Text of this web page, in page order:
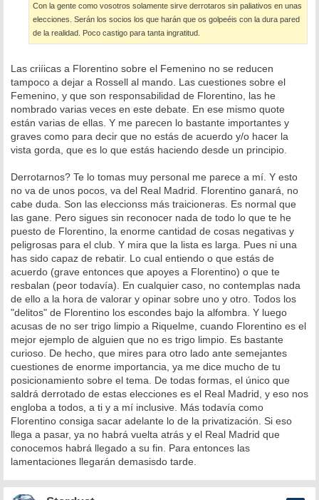
Con la gente como vosotros solamente sirve derrotaros sin paliativos en unas
elecciones. Serán los socios los que harán que os golpeéis con la dura pared
de la realidad. Poco castigo para tanta ingratitud.
Las criíicas a Florentino sobre el Femenino no se reducen
tampoco a dejar a Rossell al mando. Las cuestiones sobre el
Femenino, y que son responsabilidad de Florentino, las he
nombrado varias veces en este debate. En ese mismo quote
están varias de ellas. Y me parecen lo bastante importantes y
graves como para decir que no estás de acuerdo y/o hacer la
vista gorda, que es lo que estás haciendo desde un principio.
Derrotarnos? Te lo tomas muy personal me parece a mí. Y esto
no va de unos pocos, va del Real Madrid. Florentino ganará, no
cabe duda. Son las eleccionss más traicioneras. Es normal que
las gane. Pero sigues sin reconocer nada de todo lo que te he
puesto de Florentino, la enorme cantidad de cosas negativas y
peligrosas para el club. Y mira que la lista es larga. Pues ni una
has sido capaz de rebatir. Lo cual entiendo o que estás de
acuerdo (grave entonces que apoyes a Florentino) o que te
resbalan (peor todavía). En cualquier caso, no contemplas nada
de ello a la hora de valorar y opinar sobre uno y otro. Todos los
"delitos" de Florentino los escondes bajo la alfombra. Y luego
acusas de no ser trigo limpio a Riquelme, cuando Florentino es el
mejor ejemplo de alguien que no es trigo limpio. Es bastante
curioso. De hecho, que mires para otro lado ante semejantes
cuestiones de enorme importancia, ya me dice mucho de tu
posicionamiento sobre el tema. De todas formas, el único que
saldrá derrotado de estas elecciones es el Real Madrid, y eso nos
engloba a todos, a ti y a mí inclusive. Más todavía como
Florentino consiga sacar adelante lo de la privatización. Si eso
llega a pasar, ya no habrá vuelta atrás y el Real Madrid que
conocemos habrá llegado a su fin. Para entonces las
lamentaciones llegarán demasisdo tarde.